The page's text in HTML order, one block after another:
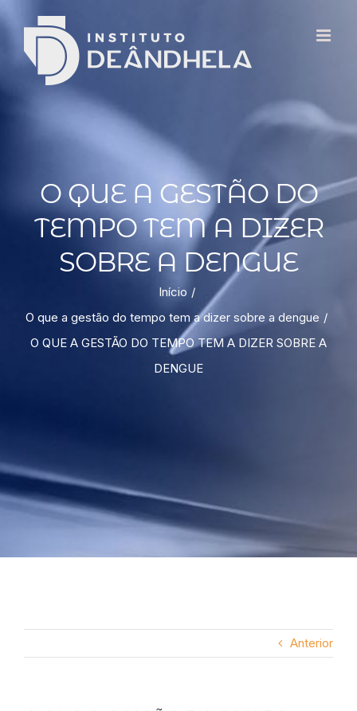
O QUE A GESTÃO DO
TEMPO TEM A DIZER
SOBRE A DENGUE
Início
O que a gestão do tempo tem a dizer sobre a dengue
O QUE A GESTÃO DO TEMPO TEM A DIZER SOBRE A
DENGUE
Anterior